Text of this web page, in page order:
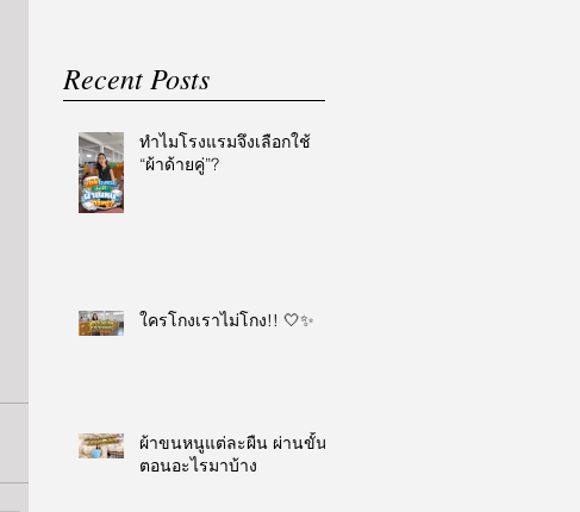
Recent Posts
ทำไมโรงแรมจึงเลือกใช้
“ผ้าด้ายคู่”?
ใครโกงเราไม่โกง!! 🤍✨
ผ้าขนหนูแต่ละผืน ผ่านขั้น
ตอนอะไรมาบ้าง